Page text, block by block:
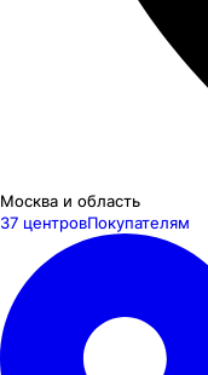
Москва и область
37 центровПокупателям